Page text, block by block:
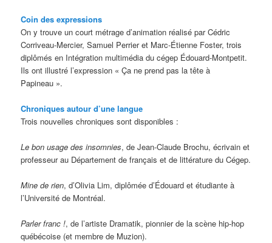
Coin des expressions
On y trouve un court métrage d’animation réalisé par Cédric
Corriveau-Mercier, Samuel Perrier et Marc-Étienne Foster, trois
diplômés en Intégration multimédia du cégep Édouard-Montpetit.
Ils ont illustré l’expression « Ça ne prend pas la tête à
Papineau ».
Chroniques autour d’une langue
Trois nouvelles chroniques sont disponibles :
Le bon usage des insomnies, de Jean-Claude Brochu, écrivain et
professeur au Département de français et de littérature du Cégep.
Mine de rien, d’Olivia Lim, diplômée d’Édouard et étudiante à
l’Université de Montréal.
Parler franc !, de l’artiste Dramatik, pionnier de la scène hip-hop
québécoise (et membre de Muzion).